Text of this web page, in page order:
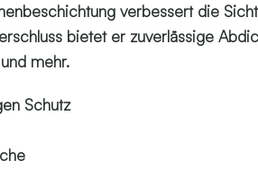
verbessert die
bietet er zuverlässige
mehr.
Schutz